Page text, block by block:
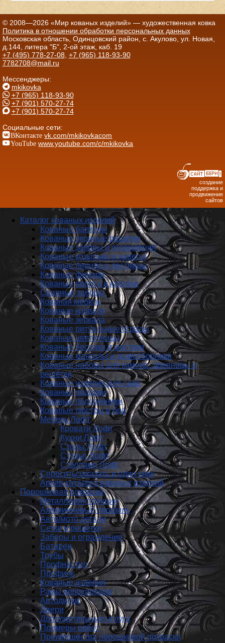
© 2008—2026 «Мир кованых изделий» — художественная ковка
Политика в отношении обработки персональных данных
Московская область, Одинцовский район, с. Акулово, ул. Новая,
д.144, литера "Б", 2-ой этаж, каб. 19
+7 (495) 778-27-08, +7 (965) 118-93-90
7782708@mail.ru
Мессенджеры:
mkikovka
+7 (965) 118-93-90
+7 (901) 570-27-74
+7 (901) 570-27-74
Социальные сети:
ВКонтакте vk.com/mkikovkacom
YouTube www.youtube.com/c/mkikovka
создание
поддержка и
продвижение
сайтов
Каталог кованых изделий
Кованые балконы
Кованые оконные решетки
Кованые заборы и ог­ражде­ния
Кованые козырьки и навесы
Кованые перила и лестницы
Кованые фонари
Кованые ворота и калитки
Сварные заборы
Кованая мебель
Кованые кровати
Кованые зеркала
Кованые ритуальные ограды
Кованые цветочницы
Кованые беседки и мостики
Кованые мангалы и дымосборники
Кованые наборы для камина, дровницы и
решётки
Кованые изделия для сада
Кованые подарки
Кованые подсвечники
Кованые люстры и бра
Мебель Лофт
Кровати Лофт
Кухни Лофт
Столы Лофт
Стулья Лофт
Стеллажи Лофт
Спросить/заказать в один клик
Архив каталога кованых изделий
Порошковая покраска
Металлоконструкции
Алюминиевый профиль
Авто/мото детали
Сетки и решетки
Заборы и ограждения
Батареи
Трубы
Профнастил
Профиль
Кованые изделия
Рамы велосипедов
Автодиски
Двери
Дополнительные услуги
Примеры работ
Преимущества порошковой покраски